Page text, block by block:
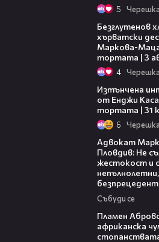
5
Безглутенов
хърватски
Маркова-
тортата | 3
4
Изтънчена
от Енджи
тортата | 31
6
Адвокат
Пловдив: Не
жестокост и
Събуди се
Пламен
африканска